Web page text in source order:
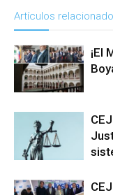
Artículos
¡El